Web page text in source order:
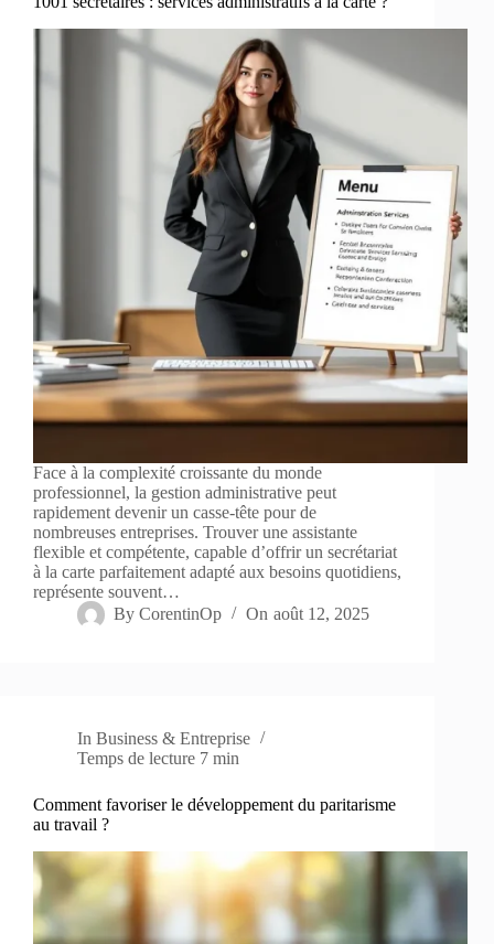
Face à la complexité croissante du monde
professionnel, la gestion administrative peut
rapidement devenir un casse-tête pour de
nombreuses entreprises. Trouver une assistante
flexible et compétente, capable d’offrir un secrétariat
à la carte parfaitement adapté aux besoins quotidiens,
représente souvent…
By CorentinOp On août 12, 2025
In Business & Entreprise
Temps de lecture 7 min
Comment favoriser le développement du paritarisme
au travail ?